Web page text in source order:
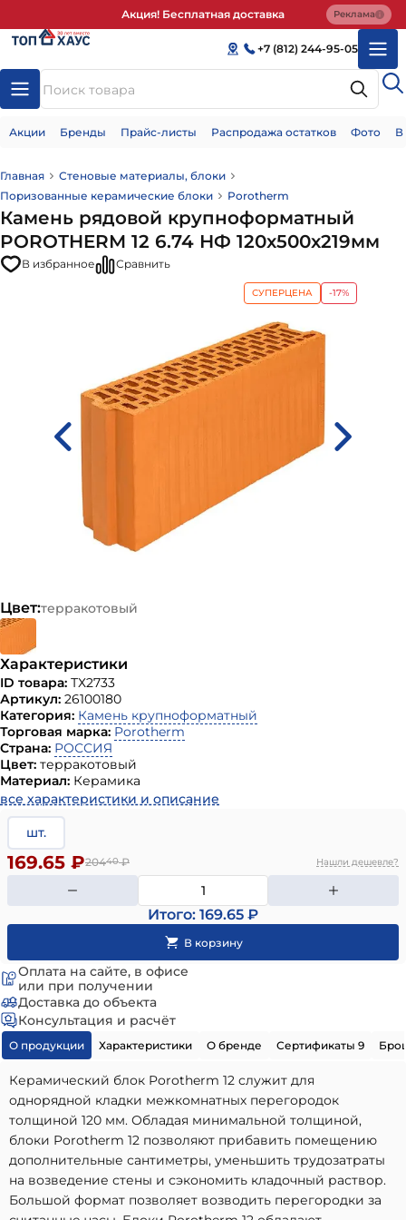
Акция! Бесплатная доставка Реклама
+7 (812) 244-95-05
Акции Бренды Прайс-листы Распродажа остатков Фото
Главная
Стеновые материалы, блоки
Поризованные керамические блоки
Porotherm
Камень рядовой крупноформатный
POROTHERМ 12 6.74 НФ 120x500x219мм
В избранное Сравнить
СУПЕРЦЕНА -17%
Цвет:терракотовый
Характеристики
ID товара: ТХ2733
Артикул: 26100180
Категория: Камень крупноформатный
Торговая марка: Porotherm
Страна: РОССИЯ
Цвет: терракотовый
Материал: Керамика
все характеристики и описание
шт.
20440₽
169.65 ₽ Нашли дешевле?
Итого: 169.65 ₽
Оплата на сайте, в офисе
или при получении
Доставка до объекта
Консультация и расчёт
О продукции Характеристики О бренде Сертификаты 9
Керамический блок Porotherm 12 служит для
однорядной кладки межкомнатных перегородок
толщиной 120 мм. Обладая минимальной толщиной,
блоки Porotherm 12 позволяют прибавить помещению
дополнительные сантиметры, уменьшить трудозатраты
на возведение стены и сэкономить кладочный раствор.
Большой формат позволяет возводить перегородки за